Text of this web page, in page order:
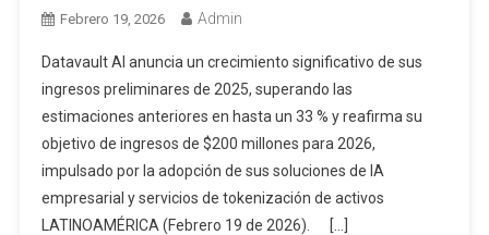
Febrero 19, 2026 Admin
Datavault AI anuncia un crecimiento significativo de sus
ingresos preliminares de 2025, superando las
estimaciones anteriores en hasta un 33 % y reafirma su
objetivo de ingresos de $200 millones para 2026,
impulsado por la adopción de sus soluciones de IA
empresarial y servicios de tokenización de activos
LATINOAMÉRICA (Febrero 19 de 2026). […]